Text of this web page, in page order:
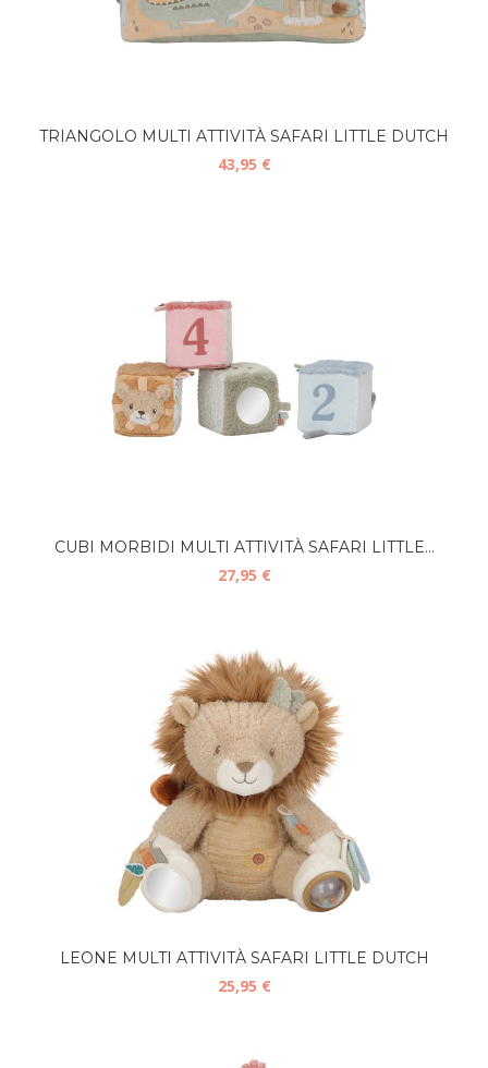
TRIANGOLO MULTI ATTIVITÀ SAFARI LITTLE DUTCH
43,95 €
CUBI MORBIDI MULTI ATTIVITÀ SAFARI LITTLE...
27,95 €
LEONE MULTI ATTIVITÀ SAFARI LITTLE DUTCH
25,95 €